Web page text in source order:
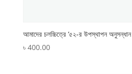
আমাদের চলচ্চিত্রে ‘৫২-র উপস্থাপন অনুসন্ধান
৳ 400.00